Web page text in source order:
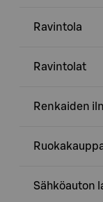
Ravintola
Ravintolat
Renkaiden
Sähköauton